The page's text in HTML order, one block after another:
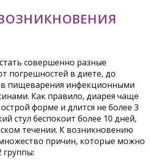
совершенно разные
погрешностей в диете, до
пищеварения инфекционными
Как правило, диарея чаще
форме и длится не более 3
стул беспокоит более 10 дней,
течении. К возникновению
причин, которые можно
группы: